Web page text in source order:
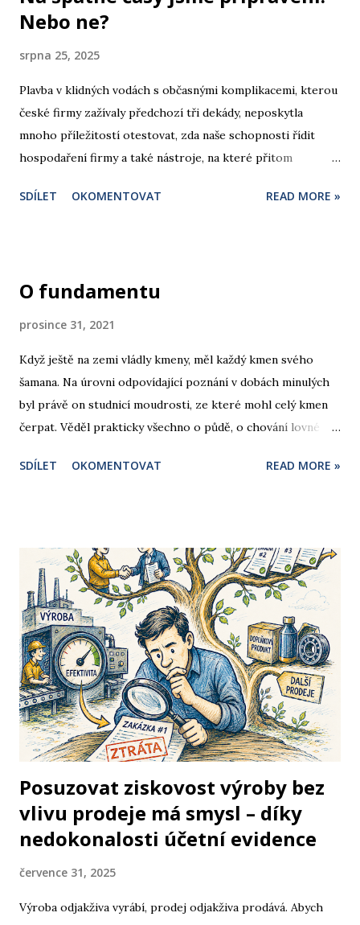
Nebo ne?
srpna 25, 2025
Plavba v klidných vodách s občasnými komplikacemi, kterou
české firmy zažívaly předchozí tři dekády, neposkytla
mnoho příležitostí otestovat, zda naše schopnosti řídit
hospodaření firmy a také nástroje, na které přitom
bych si přál úplně jinou prognózu, uspokojit se tím, že jste
SDÍLET OKOMENTOVAT READ MORE »
O fundamentu
prosince 31, 2021
Když ještě na zemi vládly kmeny, měl každý kmen svého
šamana. Na úrovni odpovídající poznání v dobách minulých
byl právě on studnicí moudrosti, ze které mohl celý kmen
čerpat. Věděl prakticky všechno o půdě, o chování lovné
někdo roznemohl. Věděl prakticky všechno. Udělat si názor
by si jen málokterý z nich dovolil odpovědět „nemám zdání“,
když jste se zeptali na otázku z jakéhokoli vědního oboru.
V jejich hlavách se potkával dějepis s filozofií, matematika s
fyzikou, chemií a medicínou. Třebaže byl rozsah vědění z
dnešního pohledu sotva patrný, bylo to vědění celistvé,
uplatňující všechno podstatné z toho, čeho již civilizace
dosáhla. Vědění mělo svůj fundament. Nebylo třeba říkat: „Z
lékařského hlediska…“, „Čistě filozoficky…“ nebo „Na
základě našich výpočtů...
SDÍLET OKOMENTOVAT READ MORE »
Posuzovat ziskovost výroby bez
vlivu prodeje má smysl – díky
nedokonalosti účetní evidence
července 31, 2025
Výroba odjakživa vyrábí, prodej odjakživa prodává. Abych